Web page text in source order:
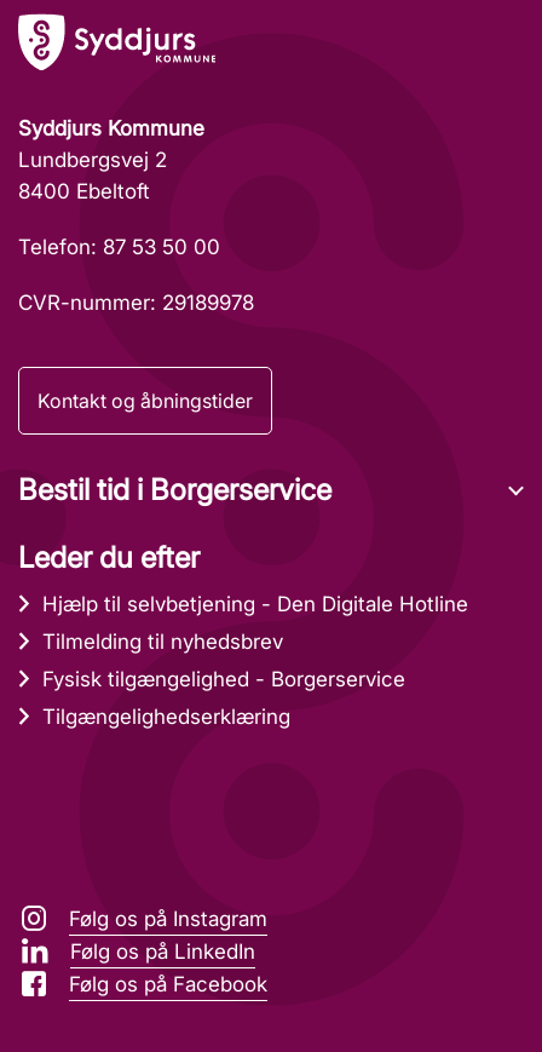
Syddjurs Kommune
Lundbergsvej 2
8400 Ebeltoft
Telefon: 87 53 50 00
CVR-nummer: 29189978
Kontakt og åbningstider
Bestil tid i Borgerservice
Leder du efter
Hjælp til selvbetjening - Den Digitale Hotline
Tilmelding til nyhedsbrev
Fysisk tilgængelighed - Borgerservice
Tilgængelighedserklæring
Følg os på Instagram
Følg os på LinkedIn
Følg os på Facebook